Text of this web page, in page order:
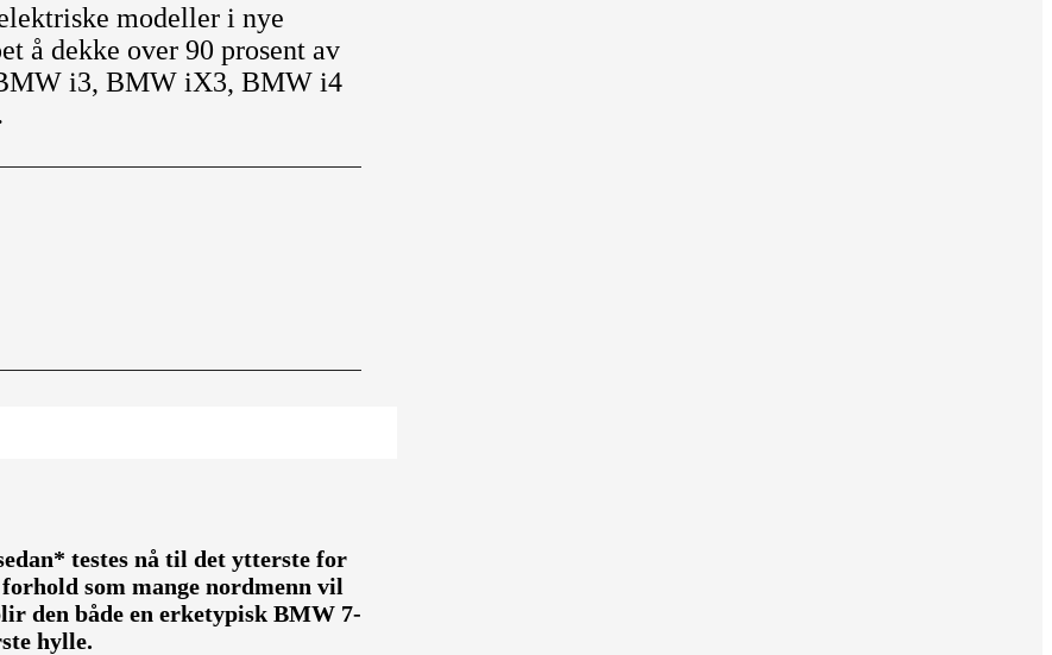
modeller i nye
å dekke over 90 prosent av
i3, BMW iX3, BMW i4
testes nå til det ytterste for
som mange nordmenn vil
den både en erketypisk BMW 7-
hylle.